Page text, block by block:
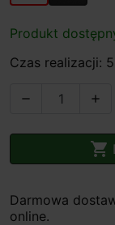
Produkt
Czas realizacji:
 

Darmowa
online.